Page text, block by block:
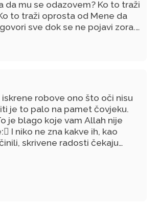
da mu se odazovem? Ko to traži
to traži oprosta od Mene da
sve dok se ne pojavi zora.
robove ono što oči nisu
je to palo na pamet čovjeku.
je blago koje vam Allah nije
I niko ne zna kakve ih, kao
skrivene radosti čekaju